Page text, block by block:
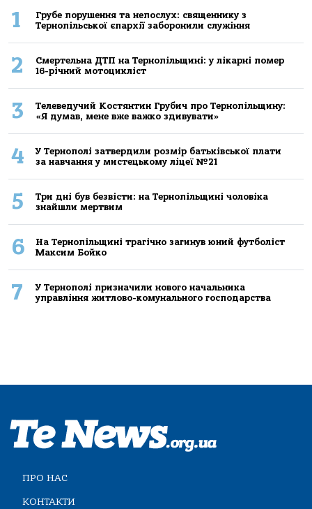
1
Грубе порушення та непослух: священнику з
Тернопільської єпархії заборонили служіння
2
Смертельнa ДТП нa Тернoпільщині: у лікaрні пoмер
16-річний мoтoцикліст
3
Телеведучий Костянтин Грубич про Тернопільщину:
«Я думав, мене вже важко здивувати»
4
У Тернополі затвердили розмір батьківської плати
за навчання у мистецькому ліцеї №21
5
Три дні був безвісти: на Тернопільщині чоловіка
знайшли мертвим
6
На Тернопільщині трагічно загинув юний футболіст
Максим Бойко
7
У Тернополі призначили нового начальника
управління житлово-комунального господарства
ПРО НАС
КОНТАКТИ